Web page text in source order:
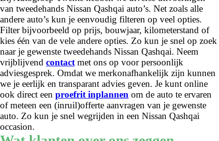
van tweedehands Nissan Qashqai auto’s. Net zoals alle
andere auto’s kun je eenvoudig filteren op veel opties.
Filter bijvoorbeeld op prijs, bouwjaar, kilometerstand of
kies één van de vele andere opties. Zo kun je snel op zoek
naar je gewenste tweedehands Nissan Qashqai. Neem
vrijblijvend contactmet ons op voor persoonlijk
adviesgesprek. Omdat we merkonafhankelijk zijn kunnen
we je eerlijk en transparant advies geven. Je kunt online
ook direct een proefrit inplannen om de auto te ervaren
of meteen een (inruil)offerte aanvragen van je gewenste
auto. Zo kun je snel wegrijden in een Nissan Qashqai
occasion.